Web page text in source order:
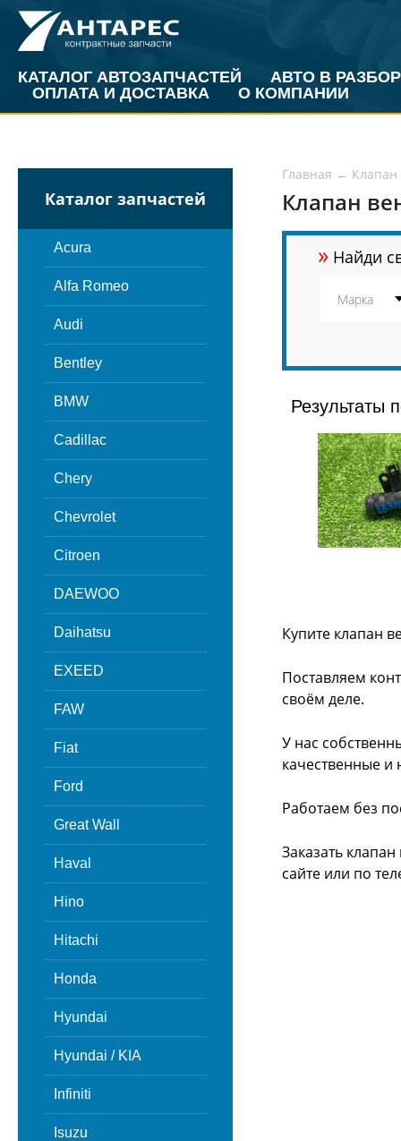
КАТАЛОГ АВТОЗАПЧАСТЕЙ
АВТО В РАЗБОР
ОПЛАТА И ДОСТАВКА
О КОМПАНИИ
Каталог запчастей
Acura
Alfa Romeo
Audi
Bentley
BMW
Cadillac
Chery
Chevrolet
Citroen
DAEWOO
Daihatsu
EXEED
FAW
Fiat
Ford
Great Wall
Haval
Hino
Hitachi
Honda
Hyundai
Hyundai / KIA
Infiniti
Isuzu
Главная ← Клапан
Клапан
» Найди
Результаты
Купите клапан
Поставляем
своём деле.
У нас
качественные и
Работаем без
Заказать
сайте или по